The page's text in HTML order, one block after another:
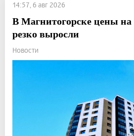
14:57, 6 авг 2026
В Магнитогорске цены на
резко выросли
Новости